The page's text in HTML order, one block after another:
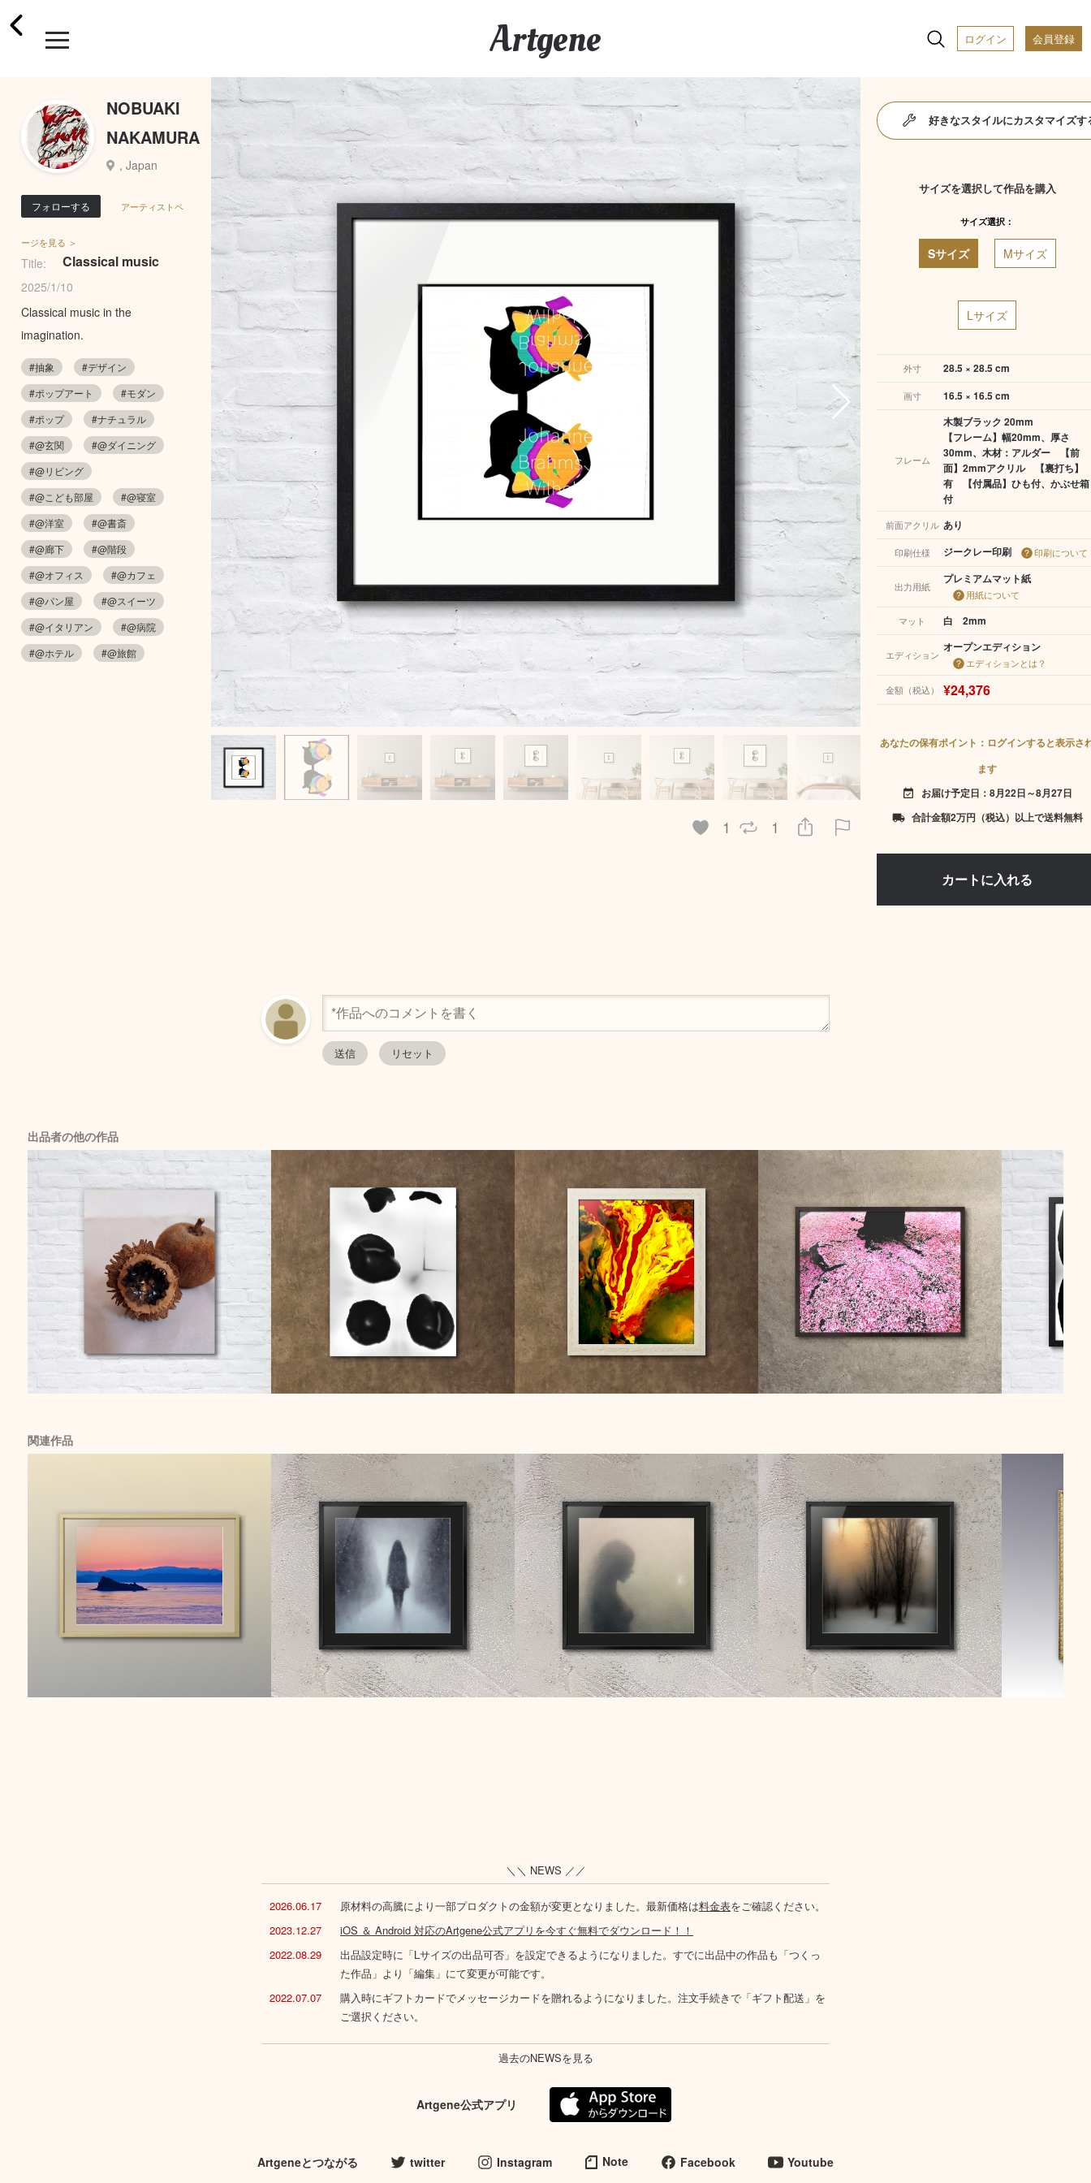
Artgene ログイン 会員登録
1 1
NOBUAKI
NAKAMURA
, Japan
フォローする アーティストペ
ージを見る ＞
Title: Classical music
2025/1/10
Classical music in the
imagination.
#抽象
#デザイン
#ポップアート
#モダン
#ポップ
#ナチュラル
#@玄関
#@ダイニング
#@リビング
#@こども部屋
#@寝室
#@洋室
#@書斎
#@廊下
#@階段
#@オフィス
#@カフェ
#@パン屋
#@スイーツ
#@イタリアン
#@病院
#@ホテル
#@旅館
好きなスタイルにカスタマイズす
サイズを選択して作品を購入
サイズ選択：
Sサイズ Mサイズ
Lサイズ
外寸 28.5 × 28.5 cm
画寸 16.5 × 16.5 cm
フレーム
木製ブラック 20mm
【フレーム】幅20mm、厚さ
30mm、木材：アルダー 【前
面】2mmアクリル 【裏打ち】
有 【付属品】ひも付、かぶせ箱
付
前面アクリル あり
印刷仕様 ジークレー印刷 印刷について
出力用紙
プレミアムマット紙
用紙について
マット
白 2mm
エディション
オープンエディション
エディションとは？
金額（税込） ¥24,376
あなたの保有ポイント：ログインすると表示さ
ます
event_available お届け予定日：8月22日～8月27日
local_shipping 合計金額2万円（税込）以上で送料無料
出品者の他の作品
関連作品
＼＼ NEWS ／／
2026.06.17 原材料の高騰により一部プロダクトの金額が変更となりました。最新価格は料金表をご確認ください。
2023.12.27
iOS ＆ Android 対応のArtgene公式アプリを今すぐ無料でダウンロード！！
2022.08.29
出品設定時に「Lサイズの出品可否」を設定できるようになりました。すでに出品中の作品も「つくっ
た作品」より「編集」にて変更が可能です。
2022.07.07
購入時にギフトカードでメッセージカードを贈れるようになりました。注文手続きで「ギフト配送」を
ご選択ください。
過去のNEWSを見る
Artgene公式アプリ
Artgeneとつながる twitter Instagram Note Facebook Youtube